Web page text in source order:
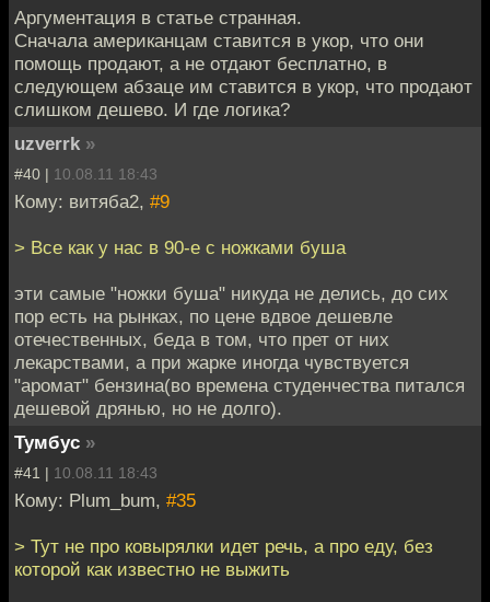
Аргументация в статье странная.
Сначала американцам ставится в укор, что они
помощь продают, а не отдают бесплатно, в
следующем абзаце им ставится в укор, что продают
слишком дешево. И где логика?
uzverrk »
#40 | 10.08.11 18:43
Кому: витяба2, #9
> Все как у нас в 90-е с ножками буша
эти самые "ножки буша" никуда не делись, до сих
пор есть на рынках, по цене вдвое дешевле
отечественных, беда в том, что прет от них
лекарствами, а при жарке иногда чувствуется
"аромат" бензина(во времена студенчества питался
дешевой дрянью, но не долго).
Тумбус »
#41 | 10.08.11 18:43
Кому: Plum_bum, #35
> Тут не про ковырялки идет речь, а про еду, без
которой как известно не выжить